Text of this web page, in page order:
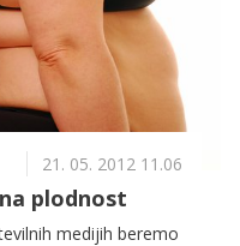
21. 05. 2012 11.06
plodnost
medijih beremo